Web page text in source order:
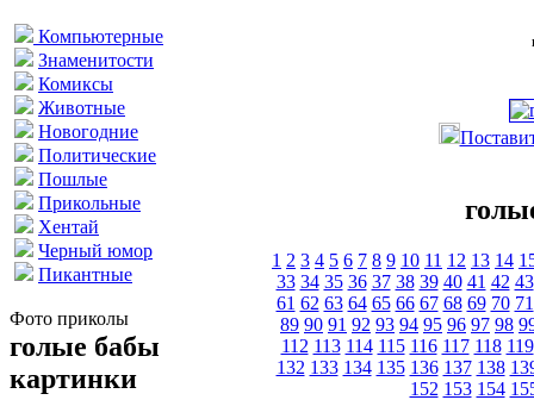
Компьютерные
Знаменитости
Комиксы
Животные
Новогодние
Политические
Пошлые
Прикольные
Хентай
Черный юмор
Пикантные
Фото приколы
голые бабы
картинки
1 2 3 4 5 6 7 8 9 10 11 12 13 14
33 34 35 36 37 38 39 40 41 42 43
61 62 63 64 65 66 67 68 69 70 71
89 90 91 92 93 94 95 96 97 98
112 113 114 115 116 117 118 119
132 133 134 135 136 137 138
152 153 154